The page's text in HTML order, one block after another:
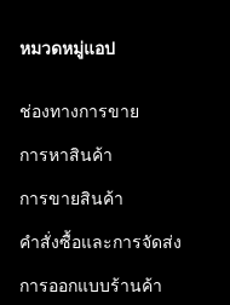
หมวดหมู่แอป
ช่องทางการขาย
การหาสินค้า
การขายสินค้า
คำสั่งซื้อและการจัดส่ง
การออกแบบร้านค้า